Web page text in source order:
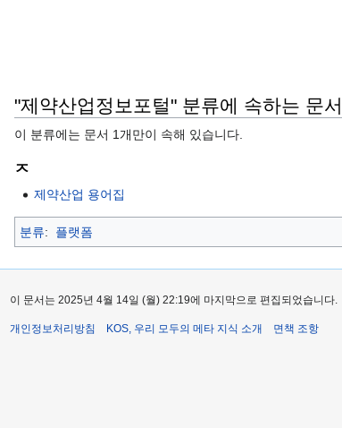
"제약산업정보포털" 분류에 속하는 문서
이 분류에는 문서 1개만이 속해 있습니다.
ㅈ
제약산업 용어집
분류: 플랫폼
이 문서는 2025년 4월 14일 (월) 22:19에 마지막으로 편집되었습니다.
개인정보처리방침 KOS, 우리 모두의 메타 지식 소개 면책 조항